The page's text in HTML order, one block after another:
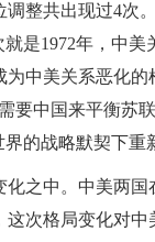
整共出现过4次
是1972年，中
中美关系恶化
要中国来平衡苏
的战略默契下重
之中。中美两
次格局变化对